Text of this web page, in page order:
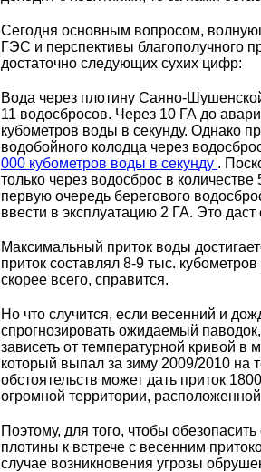
Сегодня основным вопросом,
ГЭС и перспективы благополучного
достаточно следующих сухих цифр:
Вода через плотину Саяно-
11 водосбросов. Через 10 ГА до
кубометров воды в секунду. Однако
водобойного колодца через
000 кубометров воды в секунду .
только через водосброс в
первую очередь берегового
ввести в эксплуатацию 2 ГА. Это
Максимальный приток воды
приток составлял 8-9 тыс.
скорее всего, справится.
Но что случится, если весенний и
спрогнозировать ожидаемый
зависеть от температурной кривой в
который выпал за зиму 2009/2010 на
обстоятельств может дать приток
огромной территории,
Поэтому, для того, чтобы
плотины к встрече с весенним
случае возникновения угрозы